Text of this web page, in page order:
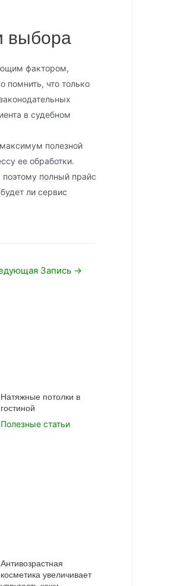
выбора
фактором,
помнить, что только
в судебном
полезной
ее обработки.
полный прайс
ли сервис
Запись →
Натяжные потолки в
гостиной
Полезные статьи
Антивозрастная
косметика увеличивает